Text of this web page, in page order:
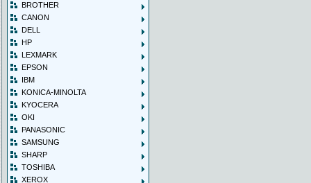
BROTHER
CANON
DELL
HP
LEXMARK
EPSON
IBM
KONICA-MINOLTA
KYOCERA
OKI
PANASONIC
SAMSUNG
SHARP
TOSHIBA
XEROX